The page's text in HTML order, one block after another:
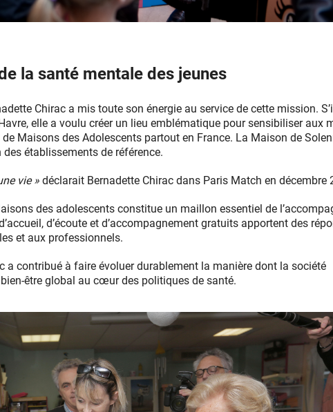
la santé mentale des jeunes
Chirac a mis toute son énergie au service de cette mission.
elle a voulu créer un lieu emblématique pour sensibiliser aux
Maisons des Adolescents partout en France. La Maison de
des établissements de référence.
vie » déclarait Bernadette Chirac dans Paris Match en décembre
des adolescents constitue un maillon essentiel de
d’écoute et d’accompagnement gratuits apportent des
et aux professionnels.
a contribué à faire évoluer durablement la manière dont la société
être global au cœur des politiques de santé.